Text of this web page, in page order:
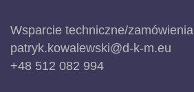
Wsparcie techniczne/zamówienia
patryk.kowalewski@d-k-m.eu
+48 512 082 994